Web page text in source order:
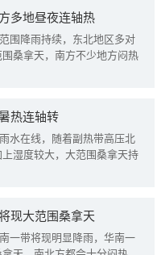
多地昼夜连轴热
围降雨持续，东北地区多对
桑拿天，南方不少地方闷热
热连轴转
水在线，随着副热带高压北
湿度较大，大范围桑拿天持
现大范围桑拿天
一带将现明显降雨，华南一